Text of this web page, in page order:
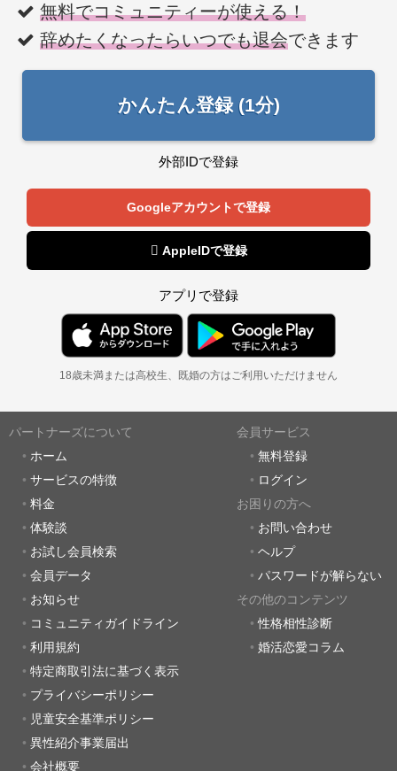
無料でコミュニティーが使える！
辞めたくなったらいつでも退会できます
かんたん登録 (1分)
外部IDで登録
Googleアカウントで登録
 AppleIDで登録
アプリで登録
18歳未満または高校生、既婚の方はご利用いただけません
パートナーズについて
ホーム
サービスの特徴
料金
体験談
お試し会員検索
会員データ
お知らせ
コミュニティガイドライン
利用規約
特定商取引法に基づく表示
プライバシーポリシー
児童安全基準ポリシー
異性紹介事業届出
会社概要
会員サービス
無料登録
ログイン
お困りの方へ
お問い合わせ
ヘルプ
パスワードが解らない
その他のコンテンツ
性格相性診断
婚活恋愛コラム